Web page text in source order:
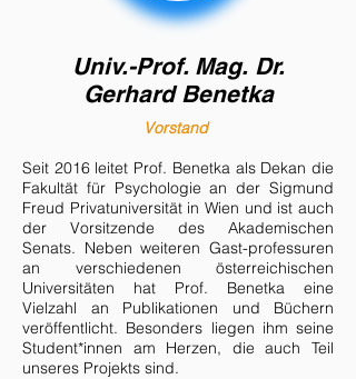
Univ.-Prof. Mag. Dr.
Gerhard Benetka
Vorstand
Seit 2016 leitet Prof. Benetka als Dekan die
Fakultät für Psychologie an der Sigmund
Freud Privatuniversität in Wien und ist auch
der Vorsitzende des Akademischen
Senats. Neben weiteren Gast-professuren
an verschiedenen österreichischen
Universitäten hat Prof. Benetka eine
Vielzahl an Publikationen und Büchern
veröffentlicht. Besonders liegen ihm seine
Student*innen am Herzen, die auch Teil
unseres Projekts sind.